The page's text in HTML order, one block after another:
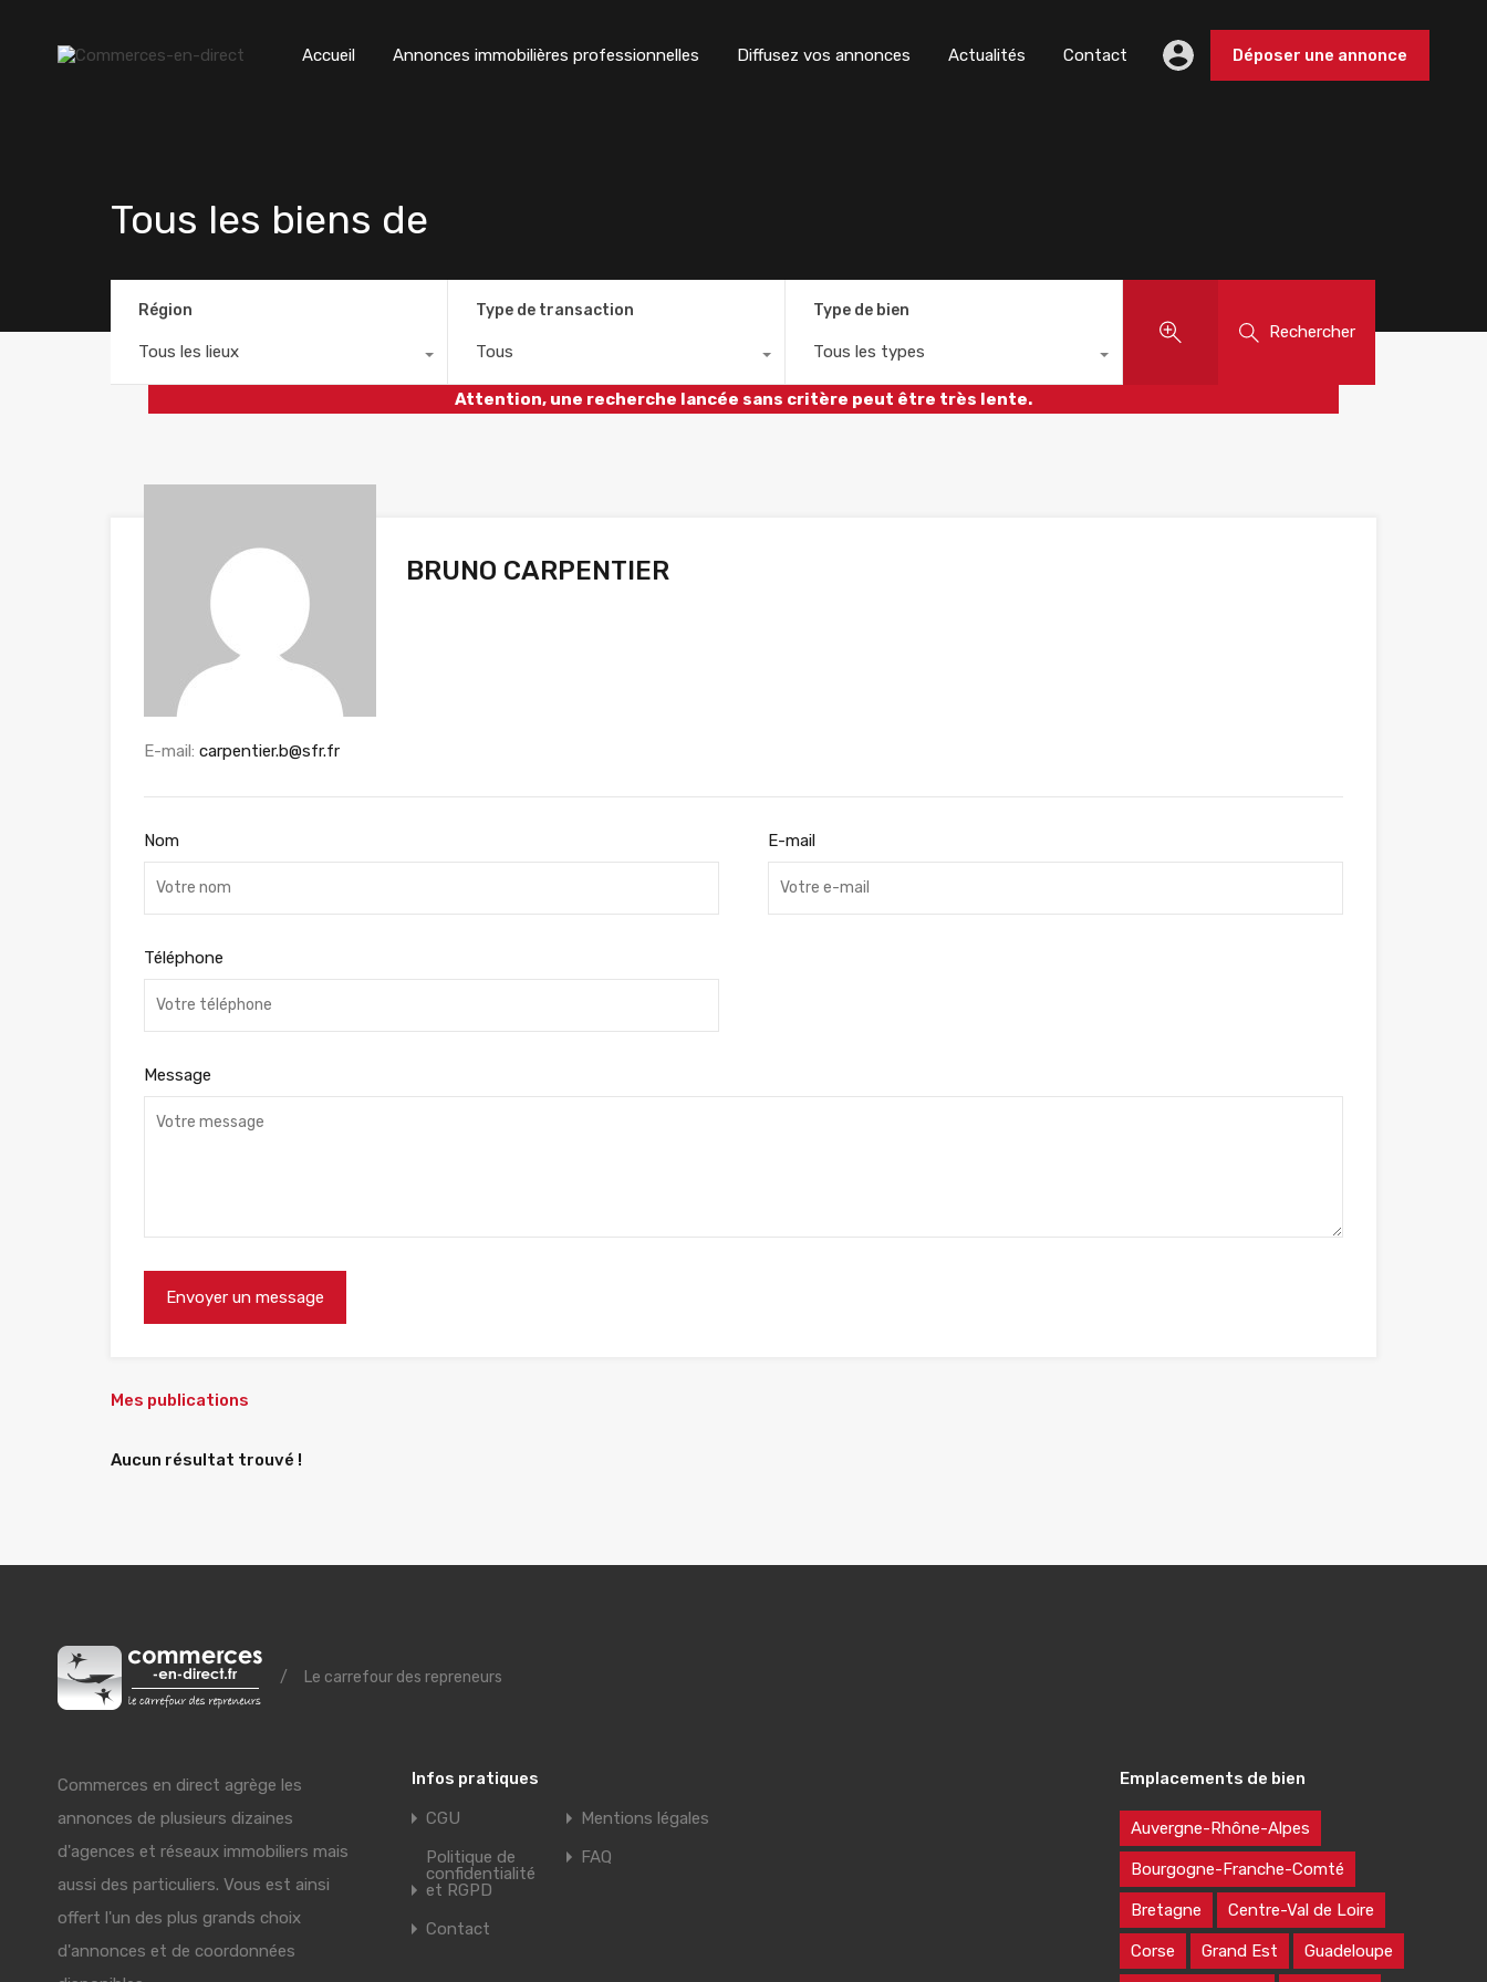
Accueil Annonces immobilières professionnelles Diffusez vos annonces Actualités Contact Déposer une annonce
Tous les biens de
Région
Tous les lieux
Type de transaction
Tous
Type de bien
Tous les types
Rechercher
Attention, une recherche lancée sans critère peut être très lente.
BRUNO CARPENTIER
E-mail: carpentier.b@sfr.fr
Nom E-mail
Téléphone
Message
Mes publications
Aucun résultat trouvé !
/ Le carrefour des repreneurs
Commerces en direct agrège les
annonces de plusieurs dizaines
d'agences et réseaux immobiliers mais
aussi des particuliers. Vous est ainsi
offert l'un des plus grands choix
d'annonces et de coordonnées
Infos pratiques
CGU
Mentions légales
Politique de
confidentialité
et RGPD
FAQ
Contact
Emplacements de bien
Auvergne-Rhône-Alpes
Bourgogne-Franche-Comté
Bretagne Centre-Val de Loire
Corse Grand Est Guadeloupe